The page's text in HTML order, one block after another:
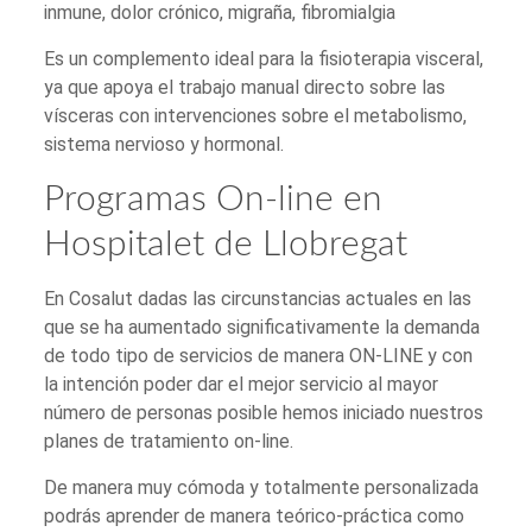
inmune, dolor crónico, migraña, fibromialgia
Es un complemento ideal para la fisioterapia visceral,
ya que apoya el trabajo manual directo sobre las
vísceras con intervenciones sobre el metabolismo,
sistema nervioso y hormonal.
Programas On-line en
Hospitalet de Llobregat
En Cosalut dadas las circunstancias actuales en las
que se ha aumentado significativamente la demanda
de todo tipo de servicios de manera ON-LINE y con
la intención poder dar el mejor servicio al mayor
número de personas posible hemos iniciado nuestros
planes de tratamiento on-line.
De manera muy cómoda y totalmente personalizada
podrás aprender de manera teórico-práctica como